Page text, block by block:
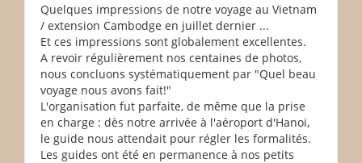
Quelques impressions de notre voyage au Vietnam
/ extension Cambodge en juillet dernier ...
Et ces impressions sont globalement excellentes.
A revoir régulièrement nos centaines de photos,
nous concluons systématiquement par "Quel beau
voyage nous avons fait!"
L'organisation fut parfaite, de même que la prise
en charge : dès notre arrivée à l'aéroport d'Hanoï,
le guide nous attendait pour régler les formalités.
Les guides ont été en permanence à nos petits